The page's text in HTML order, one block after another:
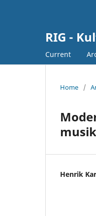
RIG -
Current
Home /
Henrik